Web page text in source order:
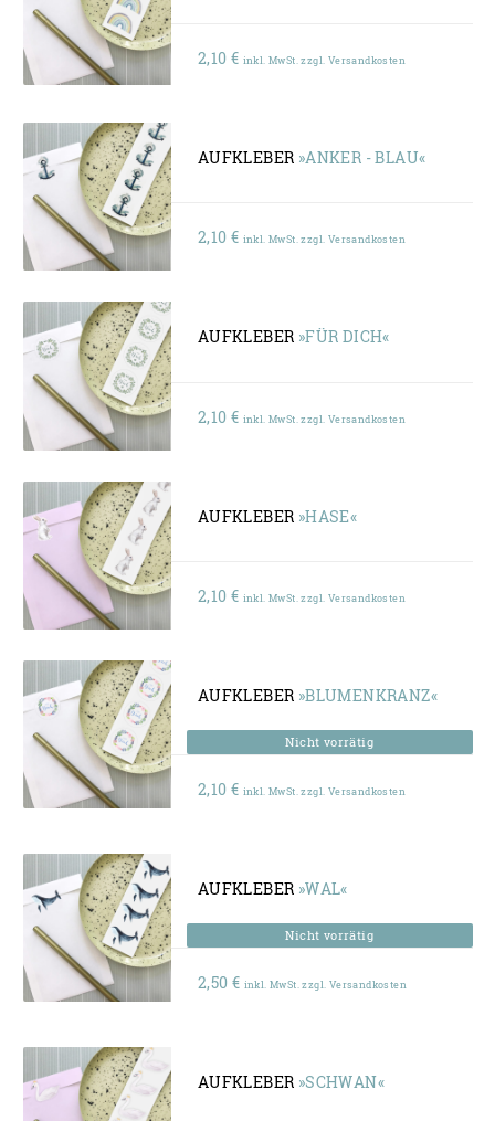
2,10 € inkl. MwSt. zzgl. Versandkosten
AUFKLEBER »ANKER - BLAU«
2,10 € inkl. MwSt. zzgl. Versandkosten
AUFKLEBER »FÜR DICH«
2,10 € inkl. MwSt. zzgl. Versandkosten
AUFKLEBER »HASE«
2,10 € inkl. MwSt. zzgl. Versandkosten
AUFKLEBER »BLUMENKRANZ«
2,10 € inkl. MwSt. zzgl. Versandkosten
AUFKLEBER »WAL«
2,50 € inkl. MwSt. zzgl. Versandkosten
AUFKLEBER »SCHWAN«